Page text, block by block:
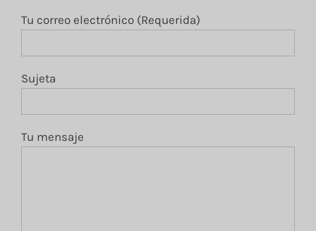
Tu correo electrónico (Requerida)
Sujeta
Tu mensaje